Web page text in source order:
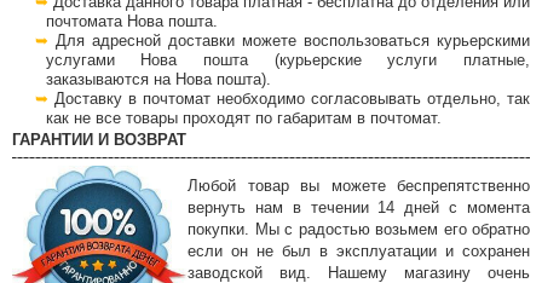
почтомата Нова пошта.
Для адресной доставки можете воспользоваться курьерскими
услугами Нова пошта (курьерские услуги платные,
заказываются на Нова пошта).
Доставку в почтомат необходимо согласовывать отдельно, так
как не все товары проходят по габаритам в почтомат.
ГАРАНТИИ И ВОЗВРАТ
Любой товар вы можете беспрепятственно
вернуть нам в течении 14 дней с момента
покупки. Мы с радостью возьмем его обратно
если он не был в эксплуатации и сохранен
заводской вид. Нашему магазину очень